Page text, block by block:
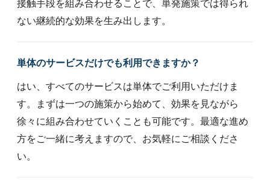
接触手段を組み合わせることで、単発施策では得られ
ない継続的な効果を生み出します。
単体のサービスだけでも利用できますか？
はい、すべてのサービスは単体でご利用いただけま
す。まずは一つの施策から始めて、効果を見ながら
徐々に組み合わせていくことも可能です。最適な進め
方をご一緒に考えますので、お気軽にご相談くださ
い。